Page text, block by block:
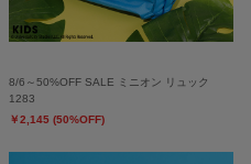
8/6～50%OFF SALE ミニオン リュック
1283
￥2,145 (50%OFF)